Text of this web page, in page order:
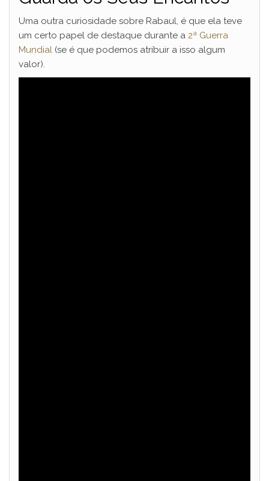
Uma outra curiosidade sobre Rabaul, é que ela teve
um certo papel de destaque durante a 2ª Guerra
Mundial (se é que podemos atribuir a isso algum
valor).